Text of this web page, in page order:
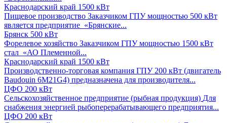
Краснодарский край 1500 кВт
Пищевое производство Заказчиком ГПУ мощностью 500 кВт
является предприятие «Брянские...
Брянск 500 кВт
Форелевое хозяйство Заказчиком ГПУ мощностью 1500 кВт
стал «АО Племенной...
Краснодарский край 1500 кВт
Производственно-торговая компания ГПУ 200 кВт (двигатель
Baudouin 6M21G4) предназначена для производителя...
ЦФО 200 кВт
Сельскохозяйственное предприятие (рыбная продукция) Для
снабжения энергией рыбоперерабатывающего предприятия...
ЦФО 200 кВт